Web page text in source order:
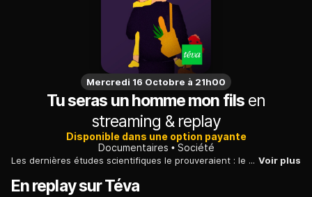
Mercredi 16 Octobre à 21h00
Tu seras un homme mon filsen
streaming & replay
Disponible dans une option payante
Documentaires
Société
Les dernières études scientifiques le prouveraient : le chromosome Y serait appelé à disparaître. Tandis qu'un père regarde grandir son fils Sébastien, filmant en super-8 les étapes de son enfance et de son adolescence, le regardant s'identifier peu à peu aux codes sociaux de la masculinité, des hommes et des experts décortiquent la sacro-sainte virilité, la regardant sombrer. Voir plus
En replay sur Téva